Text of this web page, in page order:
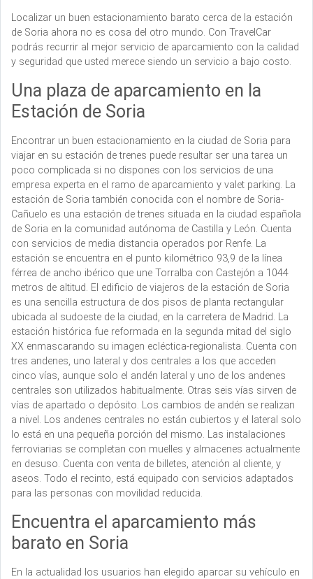
Localizar un buen estacionamiento barato cerca de la estación
de Soria ahora no es cosa del otro mundo. Con TravelCar
podrás recurrir al mejor servicio de aparcamiento con la calidad
y seguridad que usted merece siendo un servicio a bajo costo.
Una plaza de aparcamiento en la
Estación de Soria
Encontrar un buen estacionamiento en la ciudad de Soria para
viajar en su estación de trenes puede resultar ser una tarea un
poco complicada si no dispones con los servicios de una
empresa experta en el ramo de aparcamiento y valet parking. La
estación de Soria también conocida con el nombre de Soria-
Cañuelo es una estación de trenes situada en la ciudad española
de Soria en la comunidad autónoma de Castilla y León. Cuenta
con servicios de media distancia operados por Renfe. La
estación se encuentra en el punto kilométrico 93,9 de la línea
férrea de ancho ibérico que une Torralba con Castejón a 1044
metros de altitud. El edificio de viajeros de la estación de Soria
es una sencilla estructura de dos pisos de planta rectangular
ubicada al sudoeste de la ciudad, en la carretera de Madrid. La
estación histórica fue reformada en la segunda mitad del siglo
XX enmascarando su imagen ecléctica-regionalista. Cuenta con
tres andenes, uno lateral y dos centrales a los que acceden
cinco vías, aunque solo el andén lateral y uno de los andenes
centrales son utilizados habitualmente. Otras seis vías sirven de
vías de apartado o depósito. Los cambios de andén se realizan
a nivel. Los andenes centrales no están cubiertos y el lateral solo
lo está en una pequeña porción del mismo. Las instalaciones
ferroviarias se completan con muelles y almacenes actualmente
en desuso. Cuenta con venta de billetes, atención al cliente, y
aseos. Todo el recinto, está equipado con servicios adaptados
para las personas con movilidad reducida.
Encuentra el aparcamiento más
barato en Soria
En la actualidad los usuarios han elegido aparcar su vehículo en